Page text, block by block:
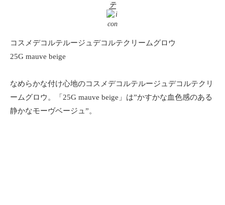
テ
コスメデコルテルージュデコルテクリームグロウ
25G mauve beige
なめらかな付け心地のコスメデコルテルージュデコルテクリ
ームグロウ。「25G mauve beige」は”かすかな血色感のある
静かなモーヴベージュ”。